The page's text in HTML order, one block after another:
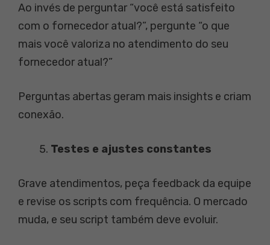
Ao invés de perguntar “você está satisfeito
com o fornecedor atual?”, pergunte “o que
mais você valoriza no atendimento do seu
fornecedor atual?”
Perguntas abertas geram mais insights e criam
conexão.
Testes e ajustes constantes
Grave atendimentos, peça feedback da equipe
e revise os scripts com frequência. O mercado
muda, e seu script também deve evoluir.